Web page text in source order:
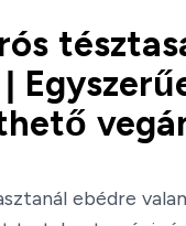
ebédre